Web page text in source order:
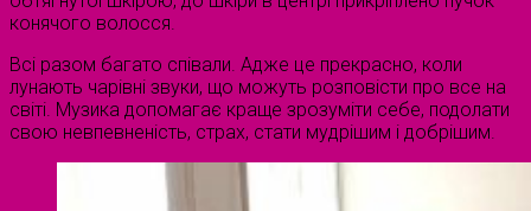
конячого волосся.
Всі разом багато співали. Адже це прекрасно, коли
лунають чарівні звуки, що можуть розповісти про все на
світі. Музика допомагає краще зрозуміти себе, подолати
свою невпевненість, страх, стати мудрішим і добрішим.